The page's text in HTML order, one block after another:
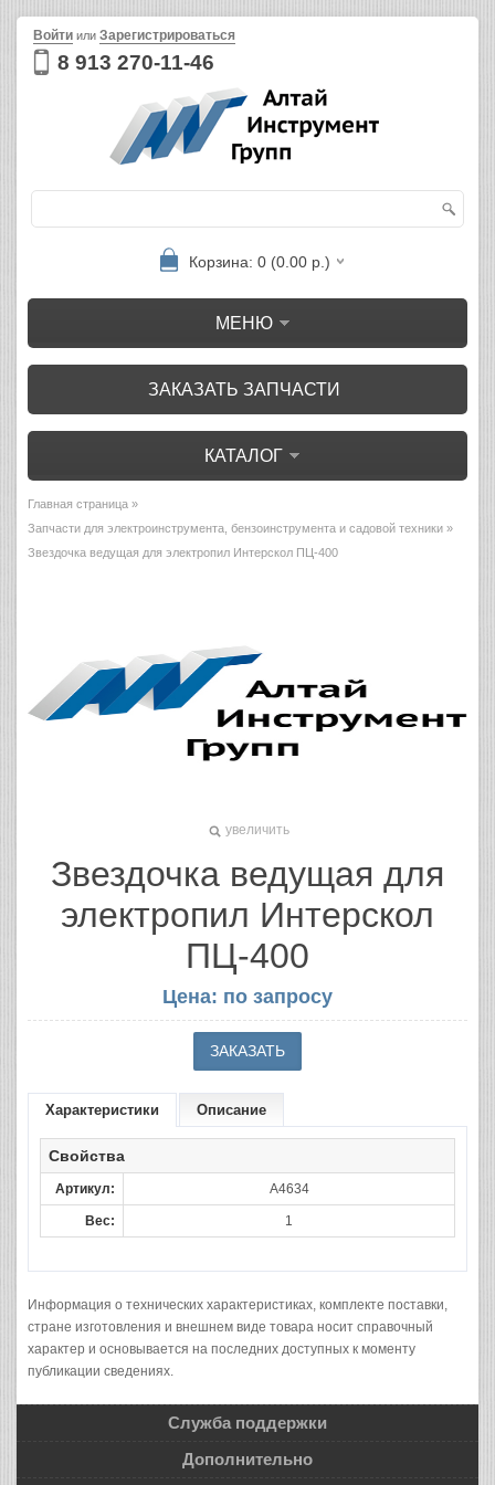
8 913 270-11-46
Войти или Зарегистрироваться
Корзина: 0 (0.00 р.)
МЕНЮ
ЗАКАЗАТЬ ЗАПЧАСТИ
КАТАЛОГ
Главная страница »
Запчасти для электроинструмента, бензоинструмента и садовой техники »
Звездочка ведущая для электропил Интерскол ПЦ-400
увеличить
Звездочка ведущая для
электропил Интерскол
ПЦ-400
Цена: по запросу
Характеристики Описание
Свойства
Артикул: A4634
Вес: 1
Информация о технических характеристиках, комплекте поставки,
стране изготовления и внешнем виде товара носит справочный
характер и основывается на последних доступных к моменту
публикации сведениях.
Служба поддержки
Дополнительно